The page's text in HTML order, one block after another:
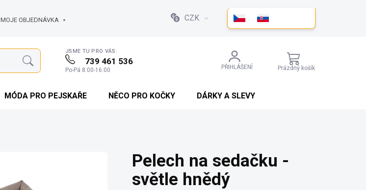
MOJE OBJEDNÁVKA CZK
Hledat
JSME TU PRO VÁS:
739 461 536
Po-Pá 8:00-16:00 PŘIHLÁŠENÍ
NÁKUPNÍ
KOŠÍK
Prázdný košík
MÓDA PRO PEJSKAŘE NĚCO PRO KOČKY DÁRKY A SLEVY
Pelech na sedačku -
světle hnědý